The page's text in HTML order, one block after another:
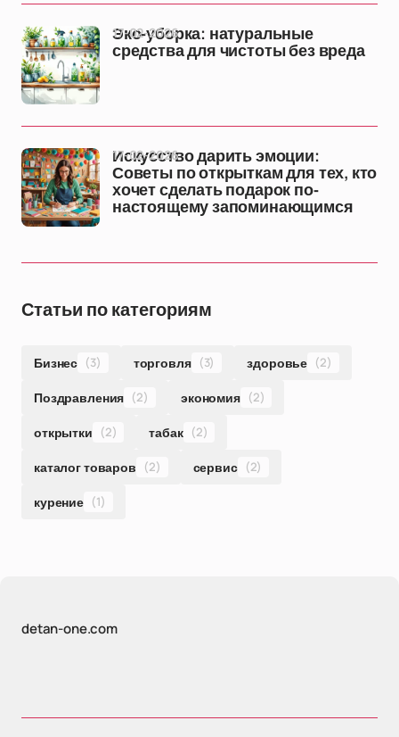
Эко-уборка: натуральные
средства для чистоты без вреда
17-02-2026
Искусство дарить эмоции:
Советы по открыткам для тех, кто
хочет сделать подарок по-
настоящему запоминающимся
17-02-2026
Статьи по категориям
Бизнес (3) торговля (3) здоровье (2)
Поздравления (2) экономия (2)
открытки (2) табак (2)
каталог товаров (2) сервис (2)
курение (1)
detan-one.com